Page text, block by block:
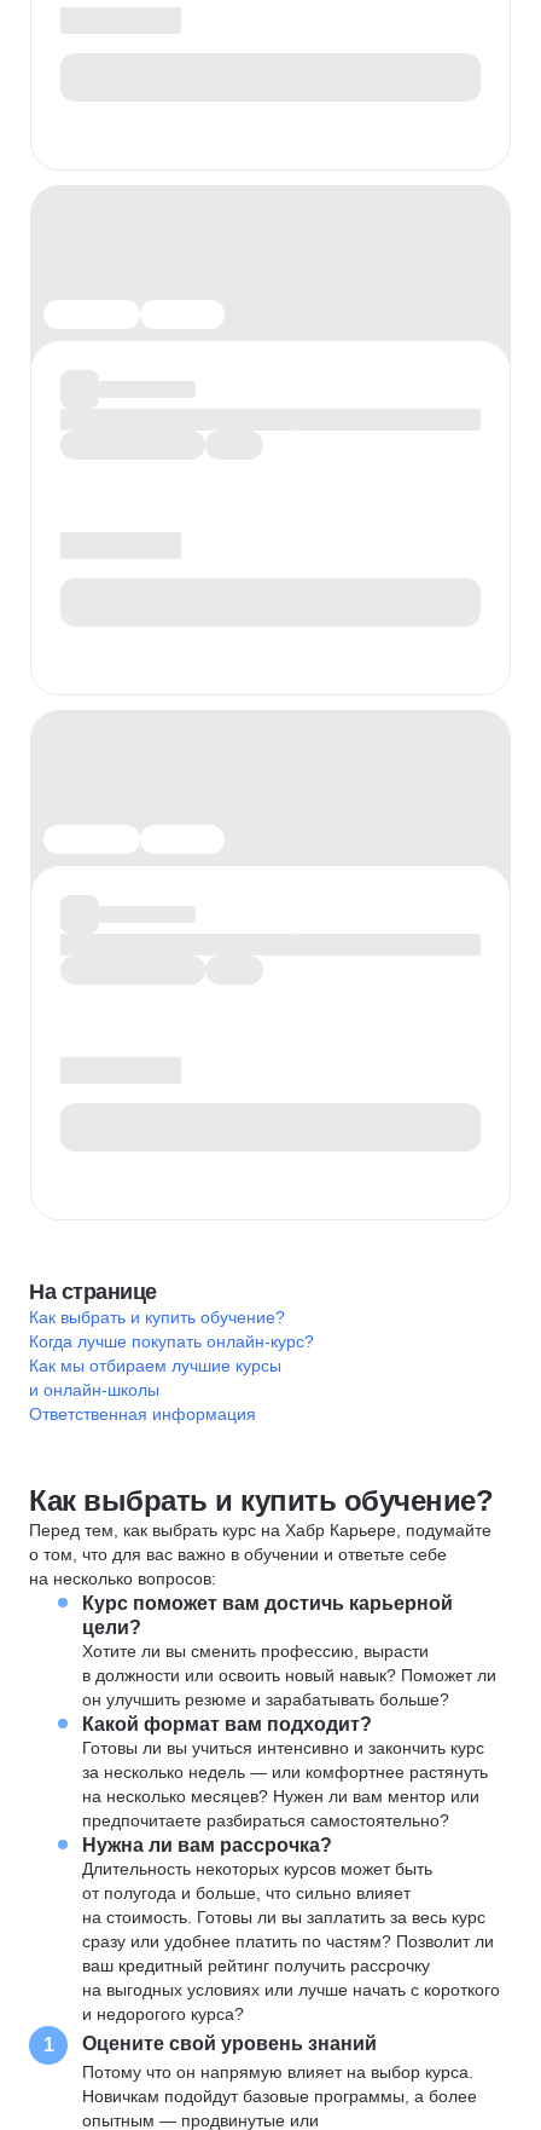
На странице
Как выбрать и купить обучение?
Когда лучше покупать онлайн-курс?
Как мы отбираем лучшие курсы
и онлайн-школы
Ответственная информация
Как выбрать и купить обучение?
Перед тем, как выбрать курс на Хабр Карьере, подумайте
о том, что для вас важно в обучении и ответьте себе
на несколько вопросов:
Курс поможет вам достичь карьерной
цели?
Хотите ли вы сменить профессию, вырасти
в должности или освоить новый навык? Поможет ли
он улучшить резюме и зарабатывать больше?
Какой формат вам подходит?
Готовы ли вы учиться интенсивно и закончить курс
за несколько недель — или комфортнее растянуть
на несколько месяцев? Нужен ли вам ментор или
предпочитаете разбираться самостоятельно?
Нужна ли вам рассрочка?
Длительность некоторых курсов может быть
от полугода и больше, что сильно влияет
на стоимость. Готовы ли вы заплатить за весь курс
сразу или удобнее платить по частям? Позволит ли
ваш кредитный рейтинг получить рассрочку
на выгодных условиях или лучше начать с короткого
и недорогого курса?
1 Оцените свой уровень знаний
Потому что он напрямую влияет на выбор курса.
Новичкам подойдут базовые программы, а более
опытным — продвинутые или